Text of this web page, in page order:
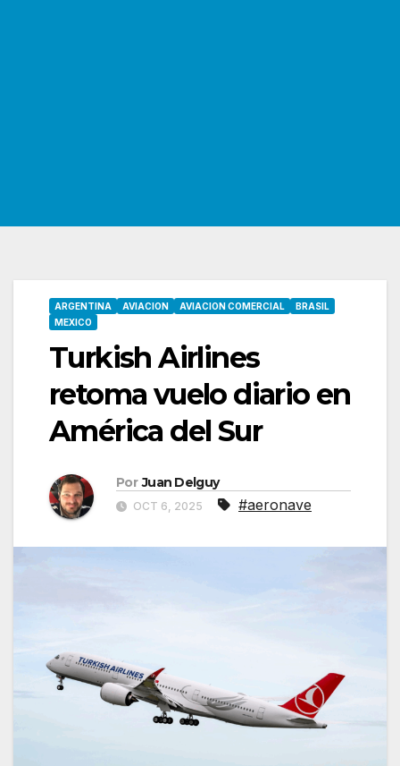
ARGENTINA AVIACION AVIACION COMERCIAL
BRASIL
MEXICO
Turkish Airlines
retoma vuelo diario en
América del Sur
Por Juan Delguy
OCT 6, 2025 #aeronave